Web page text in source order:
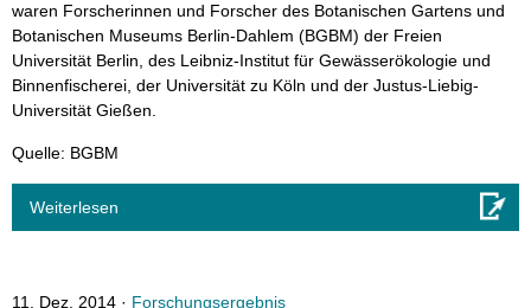
waren Forscherinnen und Forscher des Botanischen Gartens und
Botanischen Museums Berlin-Dahlem (BGBM) der Freien
Universität Berlin, des Leibniz-Institut für Gewässerökologie und
Binnenfischerei, der Universität zu Köln und der Justus-Liebig-
Universität Gießen.
Quelle: BGBM
Weiterlesen
11. Dez. 2014 Forschungsergebnis